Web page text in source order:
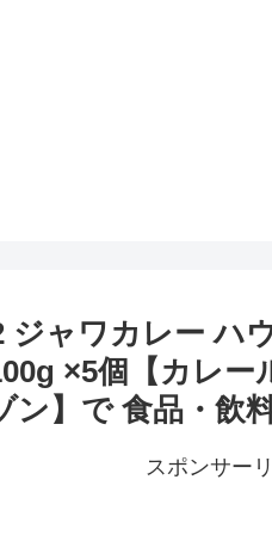
ジャワカレー ハ
×5個【カレー
ン】で 食品・飲
スポンサー